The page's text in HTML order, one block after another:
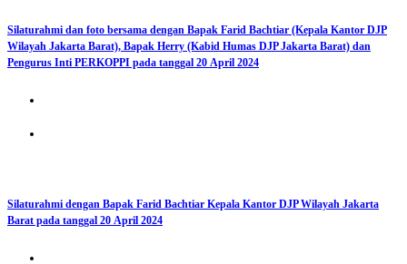
Silaturahmi dan foto bersama dengan Bapak Farid Bachtiar (Kepala Kantor DJP
Wilayah Jakarta Barat), Bapak Herry (Kabid Humas DJP Jakarta Barat) dan
Pengurus Inti PERKOPPI pada tanggal 20 April 2024
Silaturahmi dengan Bapak Farid Bachtiar Kepala Kantor DJP Wilayah Jakarta
Barat pada tanggal 20 April 2024